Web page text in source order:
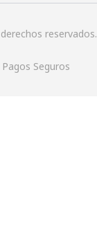
reservados.
Pagos Seguros